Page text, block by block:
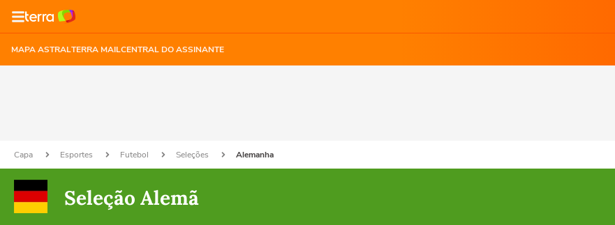
MAPA ASTRALTERRA MAILCENTRAL DO ASSINANTE
Capa Esportes Futebol Seleções Alemanha
Seleção Alemã